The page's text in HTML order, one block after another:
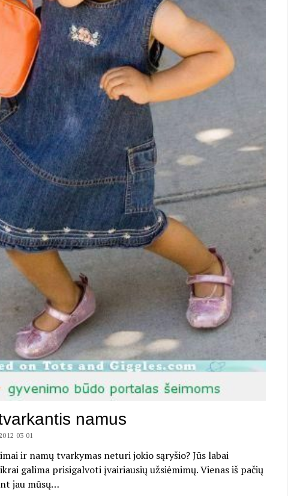
namus
03 01
ir namų tvarkymas neturi jokio sąryšio? Jūs labai
galima prisigalvoti įvairiausių užsiėmimų. Vienas iš pačių
jau mūsų…